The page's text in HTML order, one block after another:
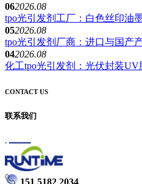
062026.08
tpo光引发剂工厂：白色丝印油
052026.08
tpo光引发剂厂商：进口与国产
042026.08
化工tpo光引发剂：光伏封装
CONTACT US
联系我们